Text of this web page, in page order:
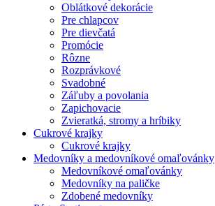
Oblátkové dekorácie
Pre chlapcov
Pre dievčatá
Promócie
Rôzne
Rozprávkové
Svadobné
Záľuby a povolania
Zapichovacie
Zvieratká, stromy a hríbiky
Cukrové krajky
Cukrové krajky
Medovníky a medovníkové omaľovánky
Medovníkové omaľovánky
Medovníky na paličke
Zdobené medovníky